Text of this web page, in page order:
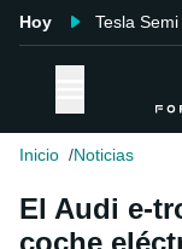
Hoy Tesla Semi
Inicio Noticias
El Audi e-